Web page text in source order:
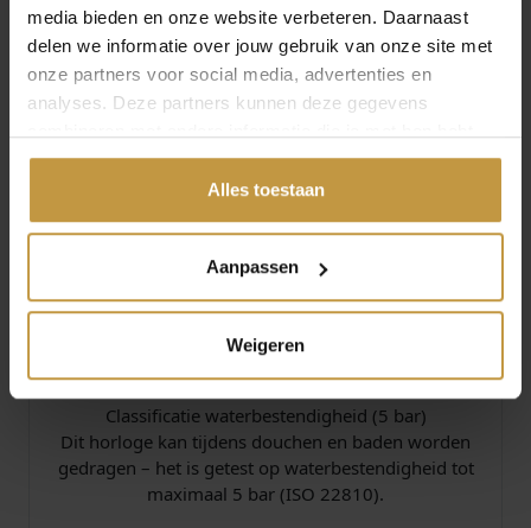
media bieden en onze website verbeteren. Daarnaast
delen we informatie over jouw gebruik van onze site met
onze partners voor social media, advertenties en
analyses. Deze partners kunnen deze gegevens
gedeeld of die ze hebben verzameld via jouw gebruik van
Alles toestaan
Aanpassen
Weigeren
krassen en vertroebelingen kunnen hierdoor ook
worden voorkomen.
Massief edelstalen armband
Veiligheidssluiting
horloge is met een speciale sluiting uitgerust die
het per ongeluk openen verhindert.
Indicator batterijcapaciteit
Classificatie waterbestendigheid (5 bar)
Dit horloge kan tijdens douchen en baden worden
gedragen – het is getest op waterbestendigheid tot
maximaal 5 bar (ISO 22810).